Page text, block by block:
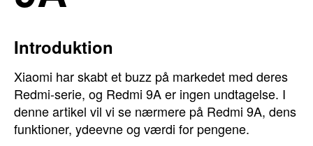
Introduktion
Xiaomi har skabt et buzz på markedet med deres
Redmi-serie, og Redmi 9A er ingen undtagelse. I
denne artikel vil vi se nærmere på Redmi 9A, dens
funktioner, ydeevne og værdi for pengene.